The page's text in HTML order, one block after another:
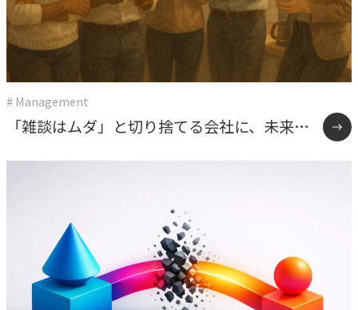
# Management
「雑談はムダ」と切り捨てる会社に、未来は
ない。うちが報連相を”効率化の手段”にしな